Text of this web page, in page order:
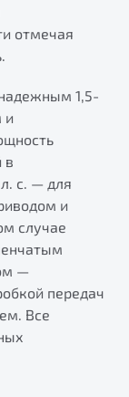
отмечая
1,5-
и
в
с. — для
и
случае
—
передач
Все